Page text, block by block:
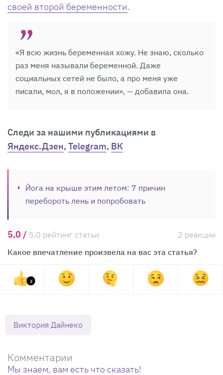
своей второй беременности.
«Я всю жизнь беременная хожу. Не знаю, сколько
раз меня называли беременной. Даже
социальных сетей не было, а про меня уже
писали, мол, я в положении», — добавила она.
Cледи за нашими публикациями в
Яндекс.Дзен, Telegram, ВК
Йога на крыше этим летом: 7 причин
перебороть лень и попробовать
5,0 / 5,0 рейтинг статьи
2 реакции
Какое впечатление произвела на вас эта статья?
2
Виктория Дайнеко
Комментарии
Мы знаем, вам есть что сказать!